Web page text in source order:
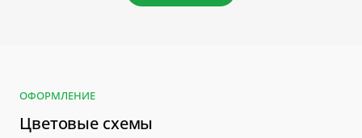
ОФОРМЛЕНИЕ
Цветовые схемы